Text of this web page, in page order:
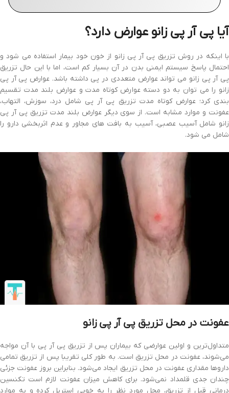
آیا پی آر پی زانو عوارض دارد؟
با اینکه در روش تزریق پی آر پی زانو از خون خود بیمار استفاده می شود و
احتمال پاسخ سیستم ایمنی بدن در آن بسیار کم است، اما با این حال تزریق
پی آر پی زانو می تواند عوارض متعددی در پی داشته باشد. عوارض پی آر پی
زانو را می توان به دو دسته عوارض کوتاه مدت و عوارض بلند مدت تقسیم
بندی کرد؛ عوارض کوتاه مدت تزریق پی آر پی شامل درد، سوزش، التهاب،
عفونت و موارد مشابه است. از سوی دیگر عوارض بلند مدت تزریق پی آر پی
زانو شامل آسیب عصبی، آسیب به بافت های مجاور و عدم اثربخشی دارو را
شامل می شود.
عفونت در محل تزریق پی آر پی زانو
متداول‌ترین و اولین عوارضی که بیماران پس از تزریق پی آر پی با آن مواجه
می‌شوند، عفونت در محل تزریق است. به طور کلی تقریبا پس از تزریق تمامی
داروها مقداری عفونت در محل تزریق ایجاد می‌شود. بنابراین بروز عفونت جزئی
چندان جدی قلمداد نمی‌شود. برای کاهش میزان عفونت لازم است تکنسین
درمانی قبل از تزریق، محل مورد نظر را به خوبی استریل کرده و به موارد